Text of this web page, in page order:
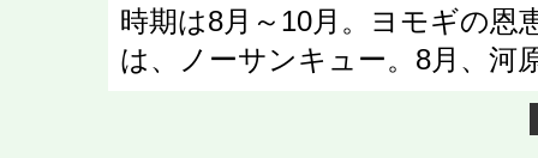
時期は8月～10月。ヨモギの
は、ノーサンキュー。8月、河